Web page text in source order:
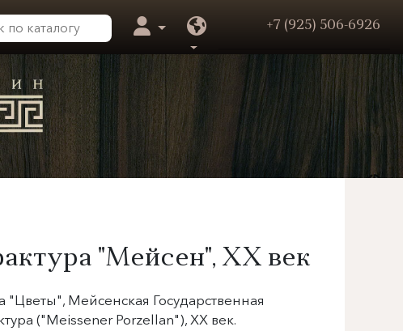
+7 (925) 506-6926
"Мейсен", XX век
"Цветы", Мейсенская Государственная
("Meissener Porzellan"), XX век.